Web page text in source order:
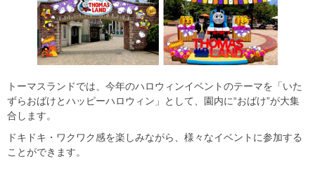
トーマスランドでは、今年のハロウィンイベントのテーマを「いた
ずらおばけとハッピーハロウィン」として、園内に“おばけ”が大集
合します。
ドキドキ・ワクワク感を楽しみながら、様々なイベントに参加する
ことができます。